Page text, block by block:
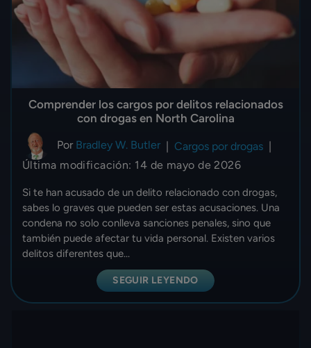
Comprender los cargos por delitos relacionados
con drogas en North Carolina
Por Bradley W. Butler | Cargos por drogas |
Última modificación: 14 de mayo de 2026
Si te han acusado de un delito relacionado con drogas,
sabes lo graves que pueden ser estas acusaciones. Una
condena no solo conlleva sanciones penales, sino que
también puede afectar tu vida personal. Existen varios
delitos diferentes que...
SEGUIR LEYENDO